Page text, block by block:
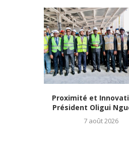
Proximité et
Président Oligui
7 août 2026